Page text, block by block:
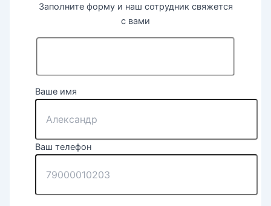
Заполните форму и наш сотрудник свяжется
с вами
Ваше имя
Ваш телефон